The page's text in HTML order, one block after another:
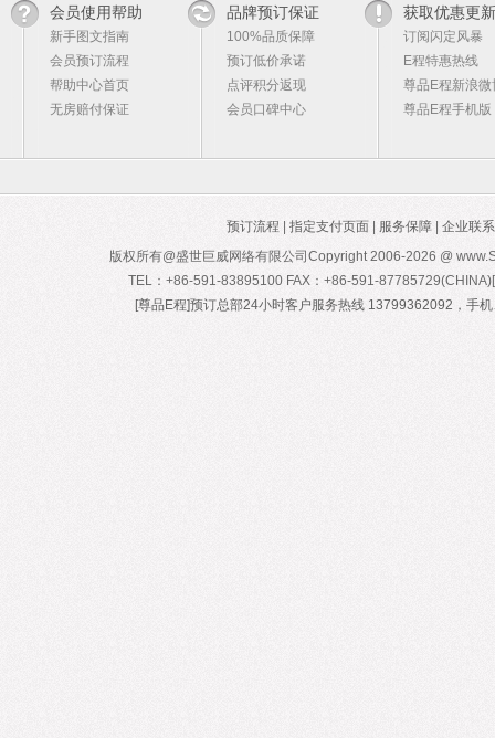
会员使用帮助
新手图文指南
会员预订流程
帮助中心首页
无房赔付保证
品牌预订保证
100%品质保障
预订低价承诺
点评积分返现
会员口碑中心
获取优惠更新
订阅闪定风暴
E程特惠热线
尊品E程新浪微
尊品E程手机版
预订流程 指定支付页面| 服务保障| 企业联系
版权所有@盛世巨威网络有限公司Copyright 2006-2026 @
TEL：+86-591-83895100 FAX：+86-591-
[尊品E程]预订总部24小时客户服务热线 13799362092，手